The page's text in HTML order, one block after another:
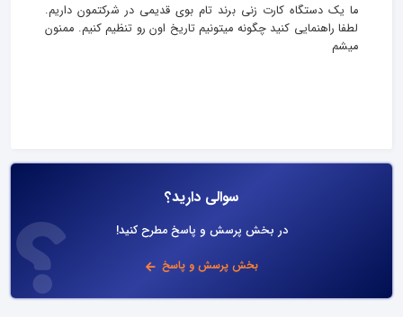
ما یک دستگاه کارت زنی برند تام بوی قدیمی در شرکتمون داریم.
لطفا راهنمایی کنید چگونه میتونیم تاریخ اون رو تنظیم کنیم. ممنون
میشم
سوالی دارید؟
در بخش پرسش و پاسخ مطرح کنید!
بخش پرسش و پاسخ